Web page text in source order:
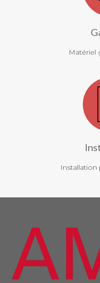
Matériel
Installation